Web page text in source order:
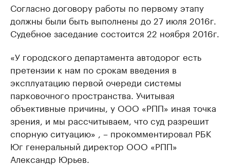
Согласно договору работы по первому этапу
должны были быть выполнены до 27 июля 2016г.
Судебное заседание состоится 22 ноября 2016г.
«У городского департамента автодорог есть
претензии к нам по срокам введения в
эксплуатацию первой очереди системы
парковочного пространства. Учитывая
объективные причины, у ООО «РПП» иная точка
зрения, и мы рассчитываем, что суд разрешит
спорную ситуацию» , – прокомментировал РБК
Юг генеральный директор ООО «РПП»
Александр Юрьев.